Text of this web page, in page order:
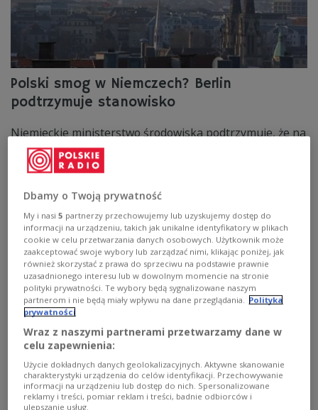
Polski smog w Niemczech? Berlin
podtrzymuje stanowisko
Niemieckie ministerstwo środowiska podtrzymuje, że na
tamtejszy smog wyraźnie wpływa zanieczyszczenie
powietrza z Polski. Taką informację usłyszał
korespondent Polskiego Radia w Berlinie, Adam
Zobacz więcej na temat:
jakość powietrza klimat smog
Kiedy Zeit zamienił się w czas? Co było
Dbamy o Twoją prywatność
My i nasi5 partnerzy przechowujemy lub uzyskujemy dostęp do
informacji na urządzeniu, takich jak unikalne identyfikatory w plikach
cookie w celu przetwarzania danych osobowych. Użytkownik może
zaakceptować swoje wybory lub zarządzać nimi, klikając poniżej, jak
również skorzystać z prawa do sprzeciwu na podstawie prawnie
uzasadnionego interesu lub w dowolnym momencie na stronie
polityki prywatności. Te wybory będą sygnalizowane naszym
partnerom i nie będą miały wpływu na dane przeglądania. Polityka
prywatności
Wraz z naszymi partnerami przetwarzamy dane w
celu zapewnienia:
Użycie dokładnych danych geolokalizacyjnych. Aktywne skanowanie
charakterystyki urządzenia do celów identyfikacji. Przechowywanie
informacji na urządzeniu lub dostęp do nich. Spersonalizowane
reklamy i treści, pomiar reklam i treści, badnie odbiorców i
ulepszanie usług.